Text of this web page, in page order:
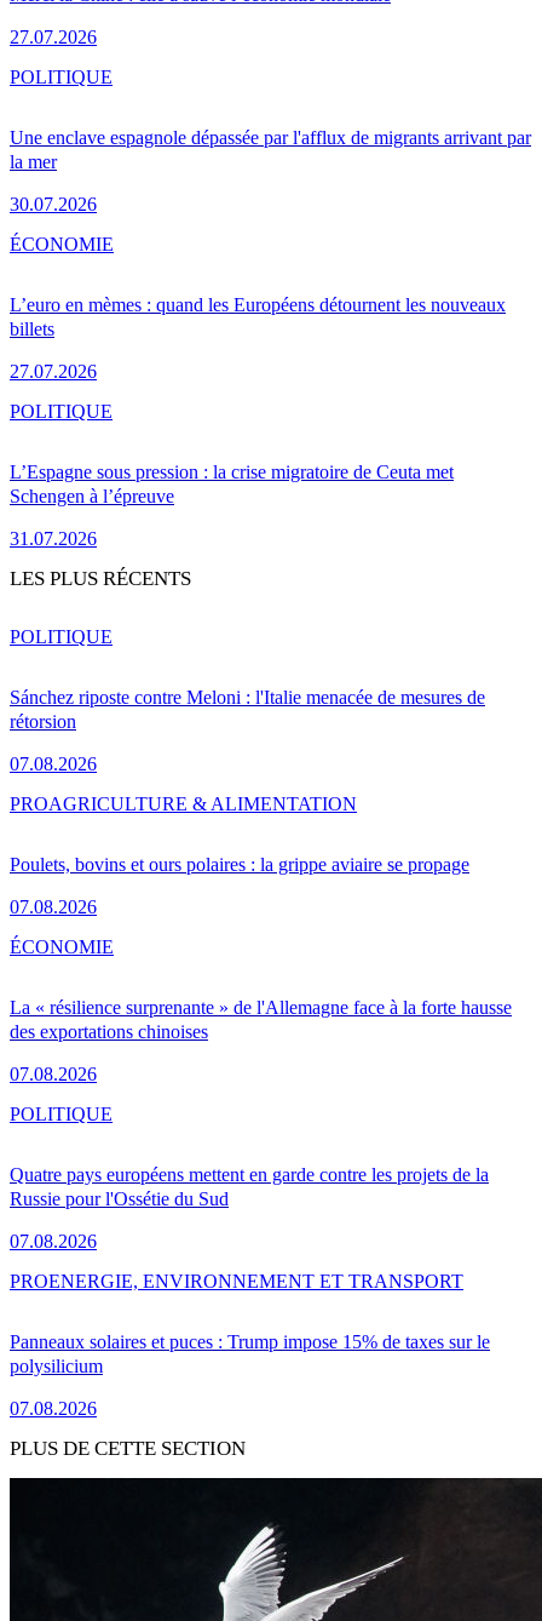
27.07.2026
Une enclave espagnole dépassée par l'afflux de migrants arrivant par
la mer
30.07.2026
POLITIQUE
L’euro en mèmes : quand les Européens détournent les nouveaux
billets
27.07.2026
ÉCONOMIE
L’Espagne sous pression : la crise migratoire de Ceuta met
Schengen à l’épreuve
31.07.2026
POLITIQUE
LES PLUS RÉCENTS
Sánchez riposte contre Meloni : l'Italie menacée de mesures de
rétorsion
07.08.2026
POLITIQUE
Poulets, bovins et ours polaires : la grippe aviaire se propage
07.08.2026
PROAGRICULTURE & ALIMENTATION
La « résilience surprenante » de l'Allemagne face à la forte hausse
des exportations chinoises
07.08.2026
ÉCONOMIE
Quatre pays européens mettent en garde contre les projets de la
Russie pour l'Ossétie du Sud
07.08.2026
POLITIQUE
Panneaux solaires et puces : Trump impose 15% de taxes sur le
polysilicium
07.08.2026
PROENERGIE, ENVIRONNEMENT ET TRANSPORT
PLUS DE CETTE SECTION